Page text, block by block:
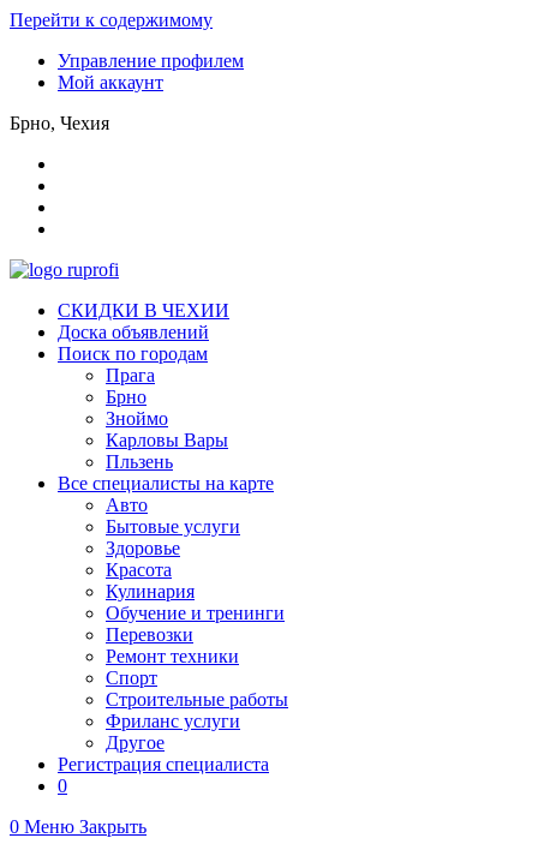
Перейти к содержимому
Управление профилем
Мой аккаунт
Брно, Чехия
СКИДКИ В ЧЕХИИ
Доска объявлений
Поиск по городам
Прага
Брно
Зноймо
Карловы Вары
Пльзень
Все специалисты на карте
Авто
Бытовые услуги
Здоровье
Красота
Кулинария
Обучение и тренинги
Перевозки
Ремонт техники
Спорт
Строительные работы
Фриланс услуги
Другое
Регистрация специалиста
0
0 Меню Закрыть